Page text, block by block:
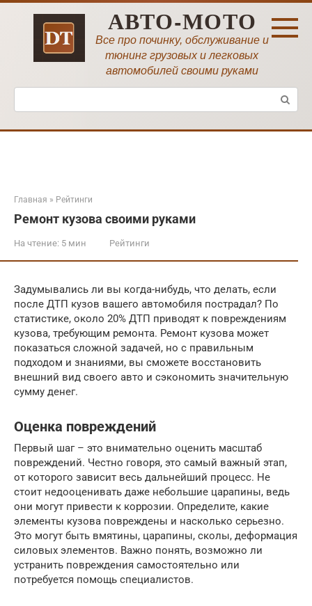
Перейти
АВТО-МОТО
Все про починку, обслуживание и
тюнинг грузовых и легковых
автомобилей своими руками
Поиск:
Главная » Рейтинги
Ремонт кузова своими руками
На чтение: 5 мин Рейтинги
Задумывались ли вы когда-нибудь, что делать, если
после ДТП кузов вашего автомобиля пострадал? По
статистике, около 20% ДТП приводят к повреждениям
кузова, требующим ремонта. Ремонт кузова может
показаться сложной задачей, но с правильным
подходом и знаниями, вы сможете восстановить
внешний вид своего авто и сэкономить значительную
сумму денег.
Оценка повреждений
Первый шаг – это внимательно оценить масштаб
повреждений. Честно говоря, это самый важный этап,
от которого зависит весь дальнейший процесс. Не
стоит недооценивать даже небольшие царапины, ведь
они могут привести к коррозии. Определите, какие
элементы кузова повреждены и насколько серьезно.
Это могут быть вмятины, царапины, сколы, деформация
силовых элементов. Важно понять, возможно ли
устранить повреждения самостоятельно или
потребуется помощь специалистов.